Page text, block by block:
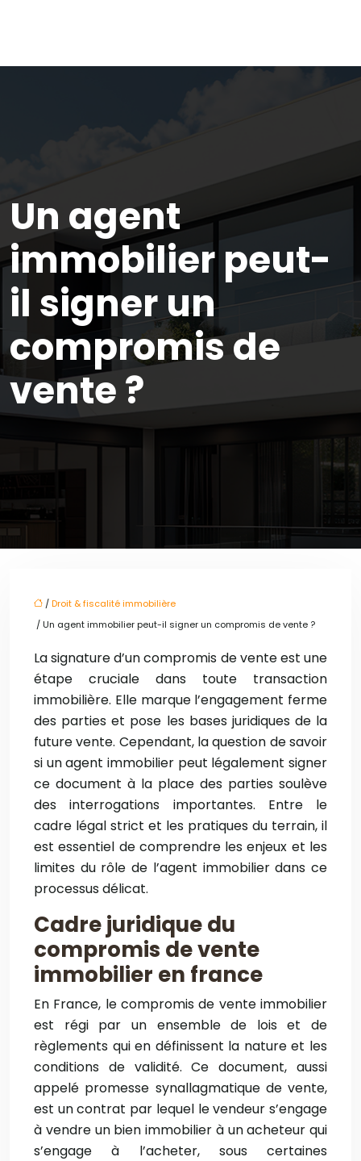
Un agent
immobilier peut-
il signer un
compromis de
vente ?
/Droit & fiscalité immobilière
/ Un agent immobilier peut-il signer un compromis de vente ?
La signature d’un compromis de vente est une
étape cruciale dans toute transaction
immobilière. Elle marque l’engagement ferme
des parties et pose les bases juridiques de la
future vente. Cependant, la question de savoir
si un agent immobilier peut légalement signer
ce document à la place des parties soulève
des interrogations importantes. Entre le
cadre légal strict et les pratiques du terrain, il
est essentiel de comprendre les enjeux et les
limites du rôle de l’agent immobilier dans ce
processus délicat.
Cadre juridique du
compromis de vente
immobilier en france
En France, le compromis de vente immobilier
est régi par un ensemble de lois et de
règlements qui en définissent la nature et les
conditions de validité. Ce document, aussi
appelé promesse synallagmatique de vente,
est un contrat par lequel le vendeur s’engage
à vendre un bien immobilier à un acheteur qui
s’engage à l’acheter, sous certaines